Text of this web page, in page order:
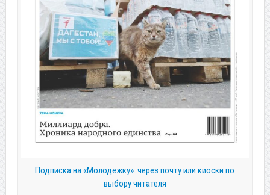
Подписка на «Молодежку»: через почту или киоски по
выбору читателя